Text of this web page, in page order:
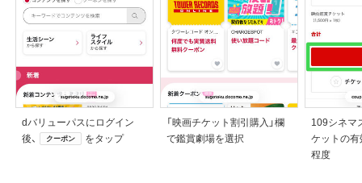
dバリューパスにログイン
後、
クーポン をタップ
「映画チケット割引購入」欄
で鑑賞劇場を選択
109シネマ
ケットの
程度